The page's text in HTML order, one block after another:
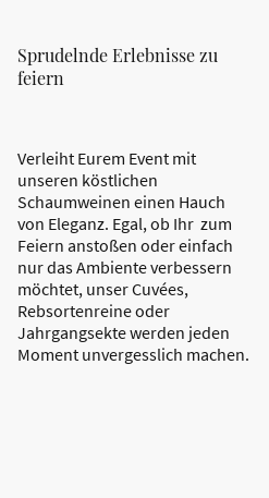
Sprudelnde Erlebnisse zu
feiern
Verleiht Eurem Event mit
unseren köstlichen
Schaumweinen einen Hauch
von Eleganz. Egal, ob Ihr zum
Feiern anstoßen oder einfach
nur das Ambiente verbessern
möchtet, unser Cuvées,
Rebsortenreine oder
Jahrgangsekte werden jeden
Moment unvergesslich machen.